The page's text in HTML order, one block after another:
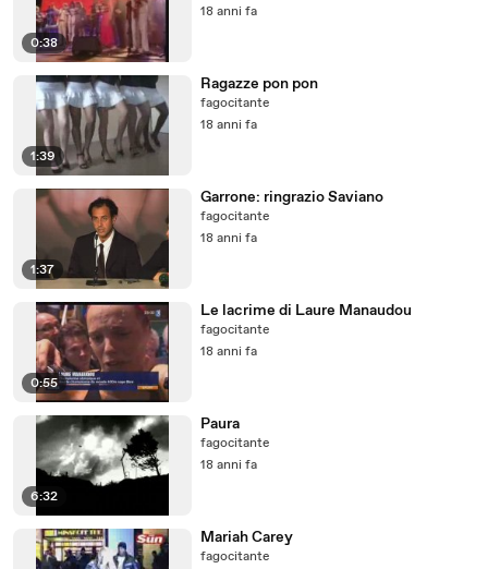
0:38
18 anni fa
1:39
Ragazze pon pon
fagocitante
18 anni fa
1:37
Garrone: ringrazio Saviano
fagocitante
18 anni fa
0:55
Le lacrime di Laure Manaudou
fagocitante
18 anni fa
6:32
Paura
fagocitante
18 anni fa
Mariah Carey
fagocitante